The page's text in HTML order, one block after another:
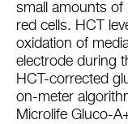
small amounts of
red cells. HCT
oxidation of
electrode during
HCT-corrected
on-meter
Microlife Gluco-